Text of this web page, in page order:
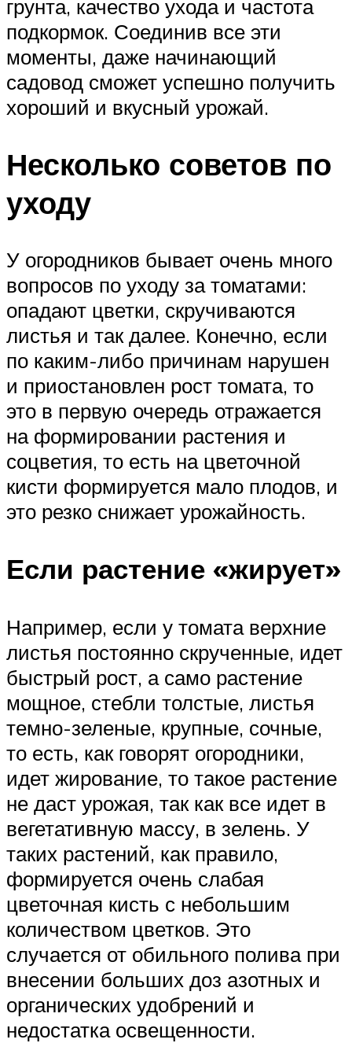
грунта, качество ухода и частота
подкормок. Соединив все эти
моменты, даже начинающий
садовод сможет успешно получить
хороший и вкусный урожай.
Несколько советов по
уходу
У огородников бывает очень много
вопросов по уходу за томатами:
опадают цветки, скручиваются
листья и так далее. Конечно, если
по каким-либо причинам нарушен
и приостановлен рост томата, то
это в первую очередь отражается
на формировании растения и
соцветия, то есть на цветочной
кисти формируется мало плодов, и
это резко снижает урожайность.
Если растение «жирует»
Например, если у томата верхние
листья постоянно скрученные, идет
быстрый рост, а само растение
мощное, стебли толстые, листья
темно-зеленые, крупные, сочные,
то есть, как говорят огородники,
идет жирование, то такое растение
не даст урожая, так как все идет в
вегетативную массу, в зелень. У
таких растений, как правило,
формируется очень слабая
цветочная кисть с небольшим
количеством цветков. Это
случается от обильного полива при
внесении больших доз азотных и
органических удобрений и
недостатка освещенности.